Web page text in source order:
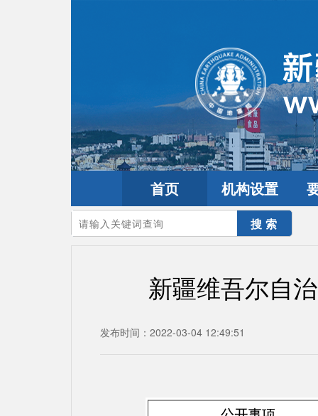
首页 机构设置
您的当前位置：首页>政务公开 政务信息公开指南
新疆维吾尔自
发布时间：2022-03-04 12:49:51